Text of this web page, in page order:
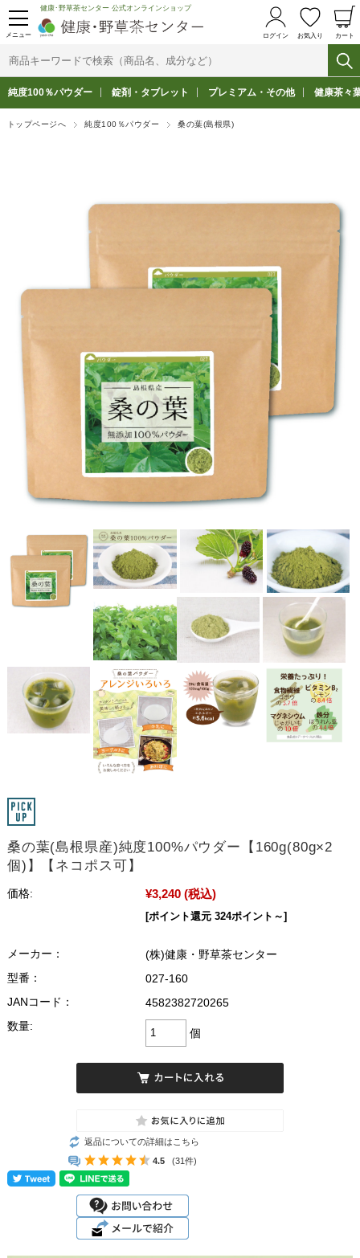
メニュー
健康･野草茶センター 公式オンラインショップ
ログイン お気入り カート
純度100％パウダー 錠剤・タブレット プレミアム・その他 健康茶々
トップページへ 純度100％パウダー 桑の葉(島根県)
桑の葉(島根県産)純度100%パウダー【160g(80g×2
個)】【ネコポス可】
価格: ¥3,240 (税込)
[ポイント還元 324ポイント～]
メーカー：
(株)健康・野草茶センター
型番：
027-160
JANコード：
4582382720265
数量:
個
返品についての詳細はこちら
4.5
(31件)